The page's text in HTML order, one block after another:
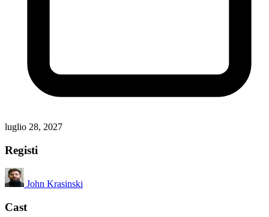
luglio 28, 2027
Registi
John Krasinski
Cast